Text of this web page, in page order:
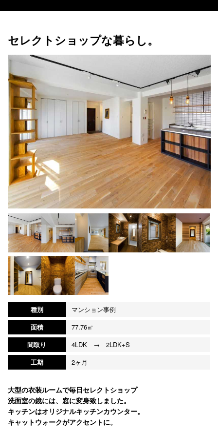
セレクトショップな暮らし。
種別
マンション事例
面積
77.76㎡
間取り
4LDK → 2LDK+S
工期
2ヶ月
大型の衣装ルームで毎日セレクトショップ
洗面室の鏡には、窓に変身致しました。
キッチンはオリジナルキッチンカウンター。
キャットウォークがアクセントに。